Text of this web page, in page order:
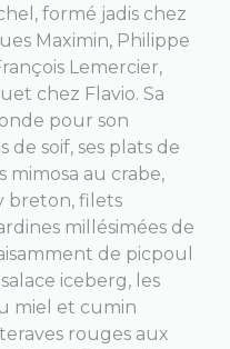
formé jadis chez
Maximin, Philippe
Lemercier,
chez Flavio. Sa
pour son
de soif, ses plats de
au crabe,
breton, filets
millésimées de
de picpoul
iceberg, les
miel et cumin
rouges aux